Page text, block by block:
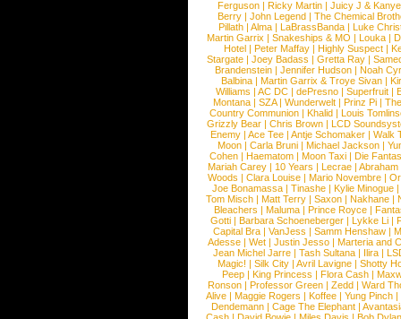
Ferguson | Ricky Martin | Juicy J &
Berry | John Legend | The Chemical
Pillath |Alma |LaBrassBanda |Luke
Martin Garrix | Snakeships & MO | Louka |
Hotel | Peter Maffay | Highly Suspect |
Stargate |Joey Badass |Gretta Ray |
Brandenstein |Jennifer Hudson |Noah
Balbina | Martin Garrix & Troye Sivan |
Williams |AC DC |dePresno |Superfruit |
Montana |SZA|Wunderwelt |Prinz Pi |
Country Communion | Khalid | Louis
Grizzly Bear | Chris Brown | LCD
Enemy | Ace Tee | Antje Schomaker | Walk
Moon |Carla Bruni |Michael Jackson |
Cohen |Haematom |Moon Taxi |Die
Mariah Carey | 10 Years | Lecrae | Abraham
Woods |Clara Louise |Mario Novembre |
Joe Bonamassa | Tinashe | Kylie Minogue |
Tom Misch |Matt Terry |Saxon |Nakhane |
Bleachers | Maluma | Prince Royce |
Gotti |Barbara Schoeneberger |Lykke Li |
Capital Bra |VanJess |Samm Henshaw |
Adesse |Wet |Justin Jesso |Marteria and
Jean Michel Jarre |Tash Sultana | Ilira |
Magic! | Silk City | Avril Lavigne | Shotty
Peep |King Princess |Flora Cash |
Ronson |Professor Green |Zedd |Ward
Alive |Maggie Rogers |Koffee |Yung Pinch |
Dendemann |Cage The Elephant |